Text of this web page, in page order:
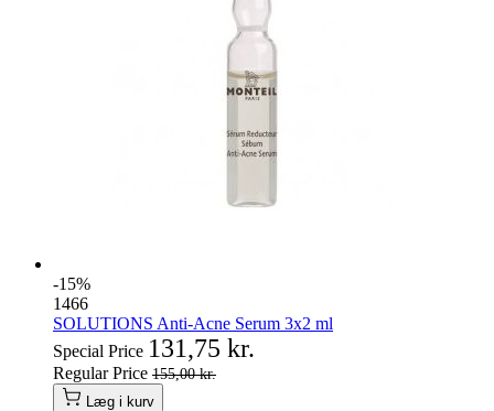
-15%
1466
SOLUTIONS Anti-Acne Serum 3x2 ml
Special Price 131,75 kr.
Regular Price 155,00 kr.
Læg i kurv